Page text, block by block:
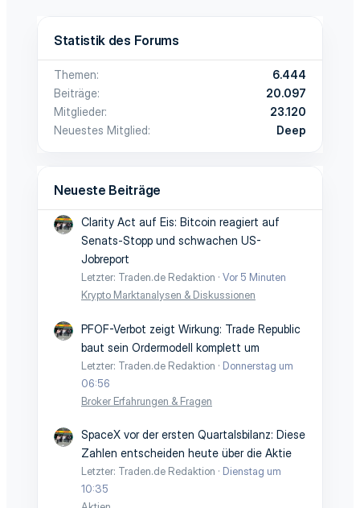
Statistik des Forums
Themen
6.444
Beiträge
20.097
Mitglieder
23.120
Neuestes Mitglied
Deep
Neueste Beiträge
Clarity Act auf Eis: Bitcoin reagiert auf
Senats-Stopp und schwachen US-
Jobreport
Letzter: Traden.de Redaktion
Vor 5 Minuten
Krypto Marktanalysen & Diskussionen
PFOF-Verbot zeigt Wirkung: Trade Republic
baut sein Ordermodell komplett um
Letzter: Traden.de Redaktion
Donnerstag um
06:56
Broker Erfahrungen & Fragen
SpaceX vor der ersten Quartalsbilanz: Diese
Zahlen entscheiden heute über die Aktie
Letzter: Traden.de Redaktion
Dienstag um
10:35